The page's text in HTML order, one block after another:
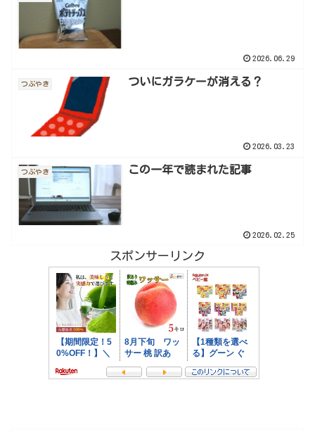
2026.06.29
つぶやき ついにガラケーが消える？
2026.03.23
つぶやき この一年で読まれた記事
2026.02.25
スポンサーリンク